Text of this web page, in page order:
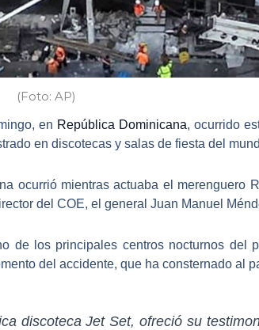
(Foto: AP)
en República Dominicana, ocurrido
en discotecas y salas de fiesta del
ocurrió mientras actuaba el merenguero
del COE, el general Juan Manuel
de los principales centros nocturnos del
del accidente, que ha consternado al
discoteca Jet Set, ofreció su